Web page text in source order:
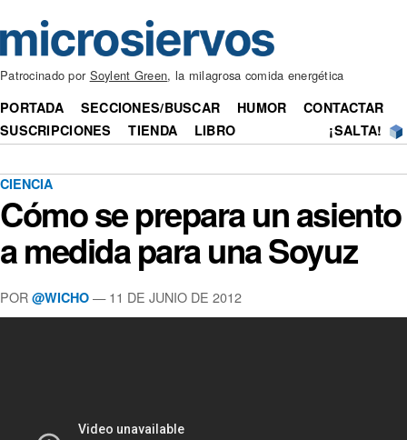
Patrocinado por Soylent Green, la milagrosa comida energética
PORTADA SECCIONES/BUSCAR HUMOR
CONTACTAR
SUSCRIPCIONES
TIENDA LIBRO ¡SALTA!
CIENCIA
Cómo se prepara un asiento
a medida para una Soyuz
POR @WICHO — 11 DE JUNIO DE 2012